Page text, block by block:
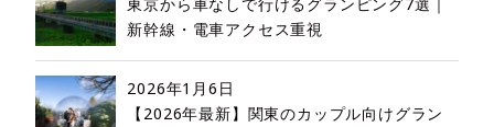
新幹線・電車アクセス重視
2026年1月6日
【2026年最新】関東のカップル向けグラン